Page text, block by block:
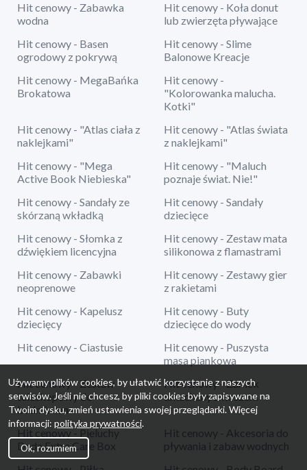
Hit cenowy - Zabawka
wodna
Hit cenowy - Koła donut
lub zwierzęta pływające
Hit cenowy - Basen
ogrodowy z pokrywą
Hit cenowy - Slime
Balonowe Kreacje
Hit cenowy - MegaBańka
Brokatowa
Hit cenowy -
"Kolorowanka malucha.
Kotki"
Hit cenowy - "Atlas ciała z
naklejkami"
Hit cenowy - "Atlas świata
z naklejkami"
Hit cenowy - "Mega
Active Book Niebieska"
Hit cenowy - "Maluch
poznaje świat. Nie!"
Hit cenowy - Sandały ze
skórzaną wkładką
Hit cenowy - Sandały
dziecięce
Hit cenowy - Słomka z
dźwiękiem licencyjna
Hit cenowy - Zestaw mata
silikonowa z flamastrami
Hit cenowy - Zabawki
neoprenowe
Hit cenowy - Zestawy gier
z rakietami
Hit cenowy - Kapelusz
dziecięcy
Hit cenowy - Buty
dziecięce do wody
Hit cenowy - Ciastusie
Hit cenowy - Puszysta
masa piankowa
Hit cenowy - Zestaw
teleskopowy do
badmintona
Hit cenowy - Zamek
dmuchany z koszem
Hit cenowy - Pieluchy
Dada Extra Care Box
Hit cenowy - Akcesoria do
pływania i zabaw wodnych
Używamy plików cookies, by ułatwić korzystanie z naszych
serwisów. Jeśli nie chcesz, by pliki cookies były zapisywane na
Twoim dysku, zmień ustawienia swojej przeglądarki. Więcej
informacji: polityka prywatności.
Ok, rozumiem